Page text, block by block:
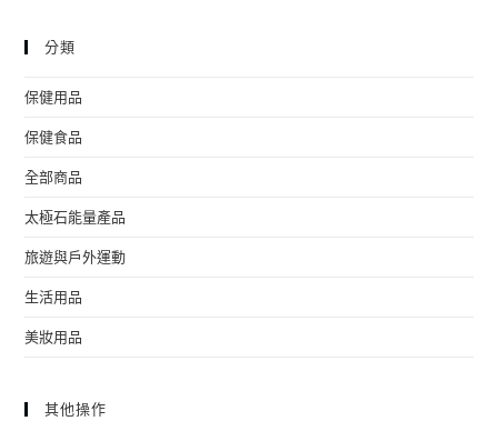
分類
保健用品
保健食品
全部商品
太極石能量產品
旅遊與戶外運動
生活用品
美妝用品
其他操作